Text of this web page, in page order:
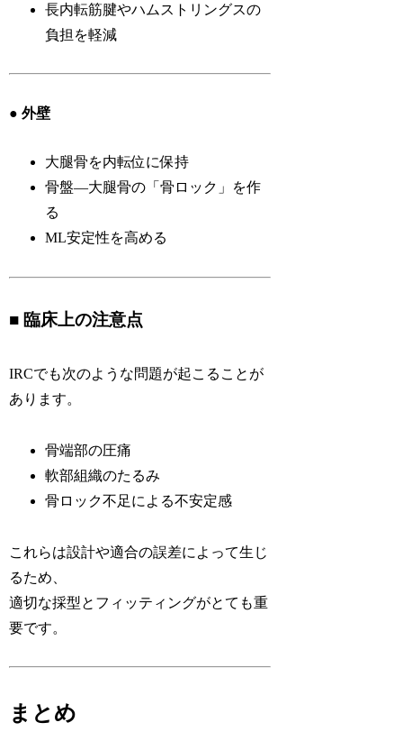
長内転筋腱やハムストリングスの
負担を軽減
● 外壁
大腿骨を内転位に保持
骨盤―大腿骨の「骨ロック」を作
る
ML安定性を高める
■ 臨床上の注意点
IRCでも次のような問題が起こることが
あります。
骨端部の圧痛
軟部組織のたるみ
骨ロック不足による不安定感
これらは設計や適合の誤差によって生じ
るため、
適切な採型とフィッティングがとても重
要です。
まとめ